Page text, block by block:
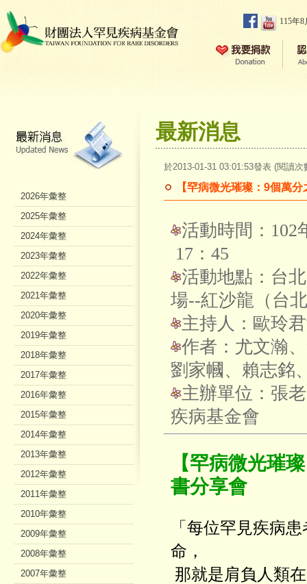
115年
最新消息
於2013-01-31 03:01:53發表 (閱讀次
【罕病微光璀璨：9個萬
活動時間：102
17：45
活動地點：台
場--紅沙龍（台
主持人：歐玲
作者：尤文瀚
劉家幗、賴志銘
主辦單位：張
疾病基金會
【罕病微光璀
書分享會
「每位罕見疾病
命，
那就是肩負人類
2026年彙整
2025年彙整
2024年彙整
2023年彙整
2022年彙整
2021年彙整
2020年彙整
2019年彙整
2018年彙整
2017年彙整
2016年彙整
2015年彙整
2014年彙整
2013年彙整
2012年彙整
2011年彙整
2010年彙整
2009年彙整
2008年彙整
2007年彙整